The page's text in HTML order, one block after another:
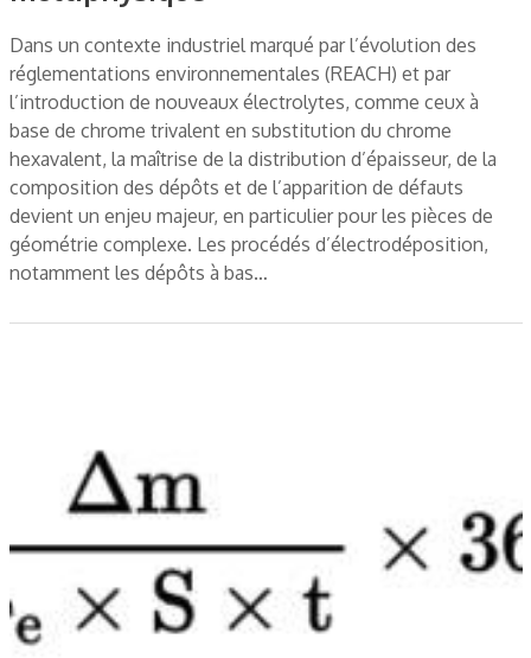
Dans un contexte industriel marqué par l’évolution des
réglementations environnementales (REACH) et par
l’introduction de nouveaux électrolytes, comme ceux à
base de chrome trivalent en substitution du chrome
hexavalent, la maîtrise de la distribution d’épaisseur, de la
composition des dépôts et de l’apparition de défauts
devient un enjeu majeur, en particulier pour les pièces de
géométrie complexe. Les procédés d’électrodéposition,
notamment les dépôts à bas…